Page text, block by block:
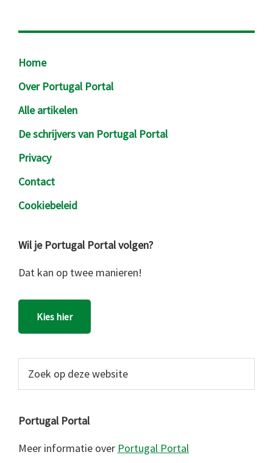
Footer
Home
Over Portugal Portal
Alle artikelen
De schrijvers van Portugal Portal
Privacy
Contact
Cookiebeleid
Wil je Portugal Portal volgen?
Dat kan op twee manieren!
Kies hier
website
Portugal Portal
Meer informatie over Portugal Portal